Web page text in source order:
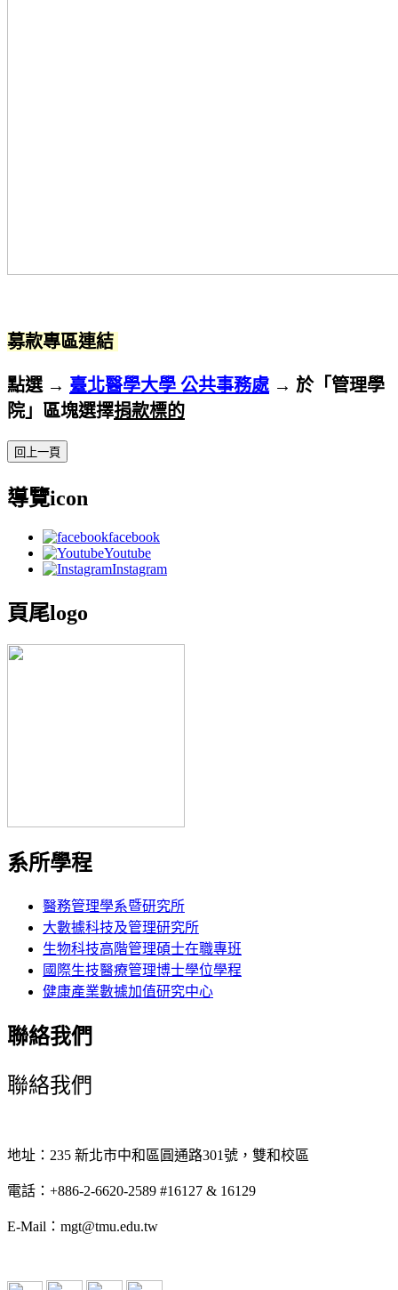
募款專區連結
點選 → 臺北醫學大學 公共事務處 → 於「管理學
院」區塊選擇捐款標的
導覽icon
facebook
Youtube
Instagram
頁尾logo
系所學程
醫務管理學系暨研究所
大數據科技及管理研究所
生物科技高階管理碩士在職專班
國際生技醫療管理博士學位學程
健康產業數據加值研究中心
聯絡我們
聯絡我們
地址：235 新北市中和區圓通路301號，雙和校區
電話：+886-2-6620-2589 #16127 & 16129
E-Mail：mgt@tmu.edu.tw